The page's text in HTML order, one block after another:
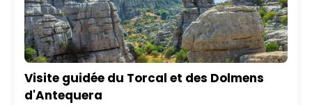
Visite guidée du Torcal et des Dolmens
d'Antequera